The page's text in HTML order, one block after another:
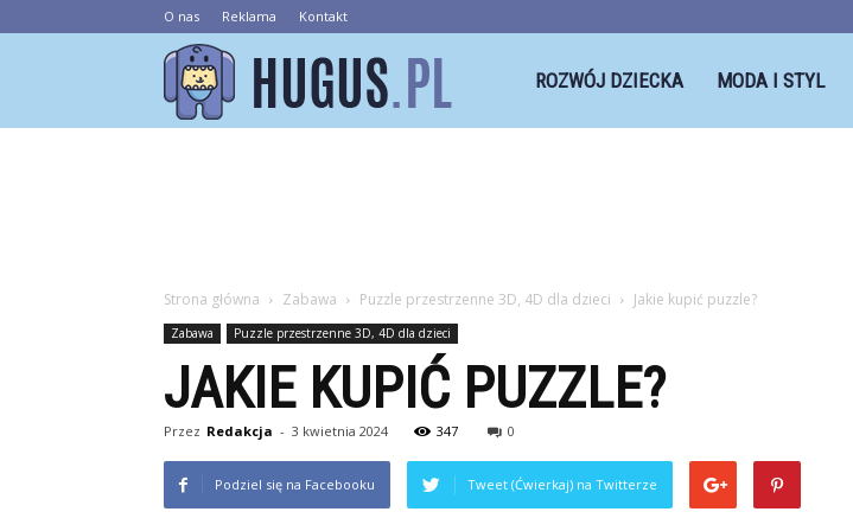
O nas Reklama Kontakt
ROZWÓJ DZIECKA MODA I STYL
Strona główna Zabawa Puzzle przestrzenne 3D, 4D dla dzieci Jakie kupić puzzle?
Zabawa Puzzle przestrzenne 3D, 4D dla dzieci
JAKIE KUPIĆ PUZZLE?
Przez Redakcja - 3 kwietnia 2024 347 0
Podziel się na Facebooku Tweet (Ćwierkaj) na Twitterze